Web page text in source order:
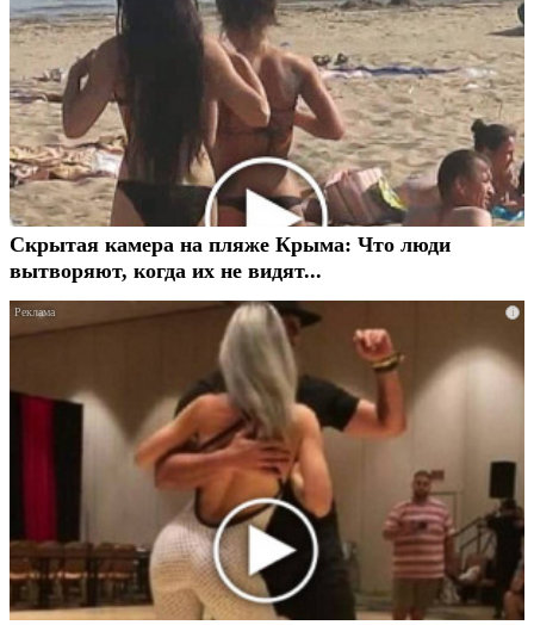
Скрытая камера на пляже Крыма: Что люди
вытворяют, когда их не видят...
i